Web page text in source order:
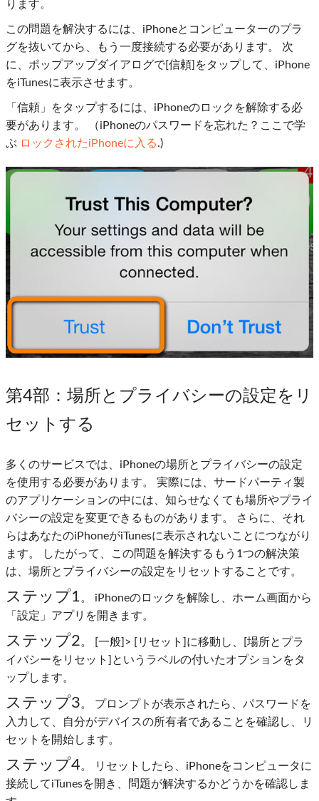
ります。
この問題を解決するには、iPhoneとコンピューターのプラ
グを抜いてから、もう一度接続する必要があります。 次
に、ポップアップダイアログで[信頼]をタップして、iPhone
をiTunesに表示させます。
「信頼」をタップするには、iPhoneのロックを解除する必
要があります。 （iPhoneのパスワードを忘れた？ここで学
ぶ ロックされたiPhoneに入る.)
第4部 ：場所とプライバシーの設定をリ
セットする
多くのサービスでは、iPhoneの場所とプライバシーの設定
を使用する必要があります。 実際には、サードパーティ製
のアプリケーションの中には、知らせなくても場所やプライ
バシーの設定を変更できるものがあります。 さらに、それ
らはあなたのiPhoneがiTunesに表示されないことにつながり
ます。 したがって、この問題を解決するもう1つの解決策
は、場所とプライバシーの設定をリセットすることです。
ステップ1 。 iPhoneのロックを解除し、ホーム画面から
「設定」アプリを開きます。
ステップ2。 [一般]> [リセット]に移動し、[場所とプラ
イバシーをリセット]というラベルの付いたオプションをタ
ップします。
ステップ3。 プロンプトが表示されたら、パスワードを
入力して、自分がデバイスの所有者であることを確認し、リ
セットを開始します。
ステップ4。 リセットしたら、iPhoneをコンピュータに
接続してiTunesを開き、問題が解決するかどうかを確認しま